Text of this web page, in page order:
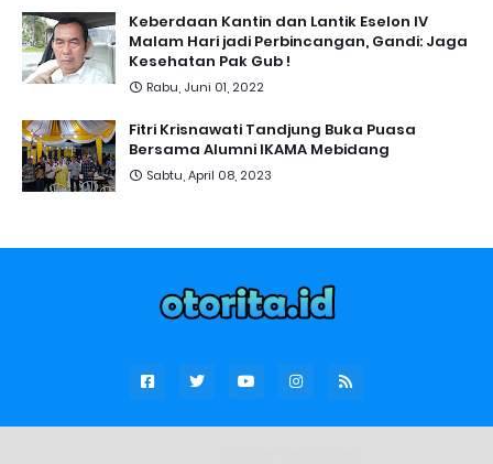
Keberdaan Kantin dan Lantik Eselon IV
Malam Hari jadi Perbincangan, Gandi: Jaga
Kesehatan Pak Gub !
Rabu, Juni 01, 2022
Fitri Krisnawati Tandjung Buka Puasa
Bersama Alumni IKAMA Mebidang
Sabtu, April 08, 2023